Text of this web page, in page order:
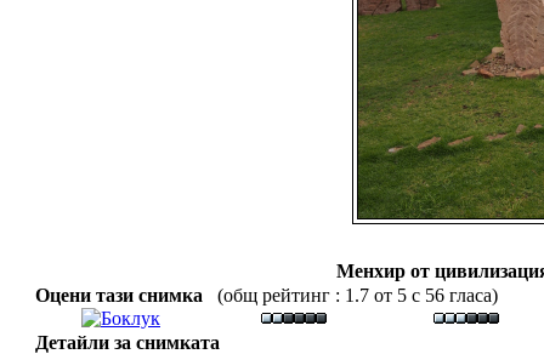
Менхир от
Оцени тази снимка
(общ рейтинг : 1.7 от 5 с 56 гласа)
Детайли за снимката